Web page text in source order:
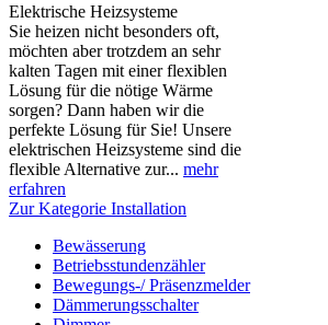
Elektrische Heizsysteme
Sie heizen nicht besonders oft,
möchten aber trotzdem an sehr
kalten Tagen mit einer flexiblen
Lösung für die nötige Wärme
sorgen? Dann haben wir die
perfekte Lösung für Sie! Unsere
elektrischen Heizsysteme sind die
flexible Alternative zur... mehr
erfahren
Zur Kategorie Installation
Bewässerung
Betriebsstundenzähler
Bewegungs-/ Präsenzmelder
Dämmerungsschalter